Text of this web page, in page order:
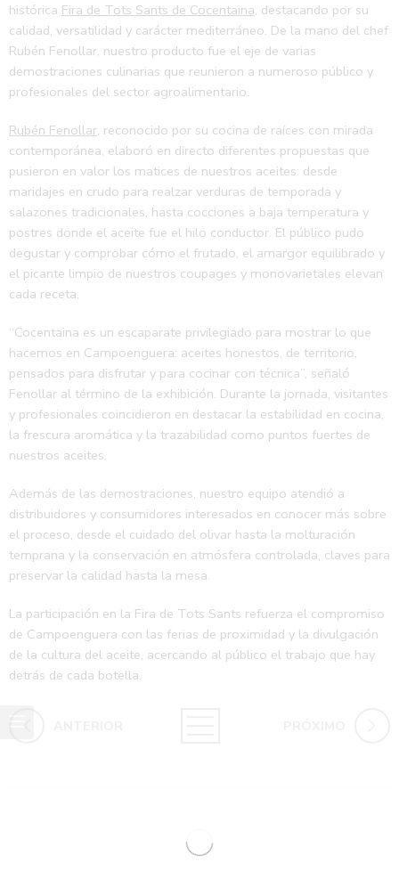
histórica Fira de Tots Sants de Cocentaina, destacando por su
calidad, versatilidad y carácter mediterráneo. De la mano del chef
Rubén Fenollar, nuestro producto fue el eje de varias
demostraciones culinarias que reunieron a numeroso público y
profesionales del sector agroalimentario.
Rubén Fenollar, reconocido por su cocina de raíces con mirada
contemporánea, elaboró en directo diferentes propuestas que
pusieron en valor los matices de nuestros aceites: desde
maridajes en crudo para realzar verduras de temporada y
salazones tradicionales, hasta cocciones a baja temperatura y
postres donde el aceite fue el hilo conductor. El público pudo
degustar y comprobar cómo el frutado, el amargor equilibrado y
el picante limpio de nuestros coupages y monovarietales elevan
cada receta.
“Cocentaina es un escaparate privilegiado para mostrar lo que
hacemos en Campoenguera: aceites honestos, de territorio,
pensados para disfrutar y para cocinar con técnica”, señaló
Fenollar al término de la exhibición. Durante la jornada, visitantes
y profesionales coincidieron en destacar la estabilidad en cocina,
la frescura aromática y la trazabilidad como puntos fuertes de
nuestros aceites.
Además de las demostraciones, nuestro equipo atendió a
distribuidores y consumidores interesados en conocer más sobre
el proceso, desde el cuidado del olivar hasta la molturación
temprana y la conservación en atmósfera controlada, claves para
preservar la calidad hasta la mesa.
La participación en la Fira de Tots Sants refuerza el compromiso
de Campoenguera con las ferias de proximidad y la divulgación
de la cultura del aceite, acercando al público el trabajo que hay
detrás de cada botella.